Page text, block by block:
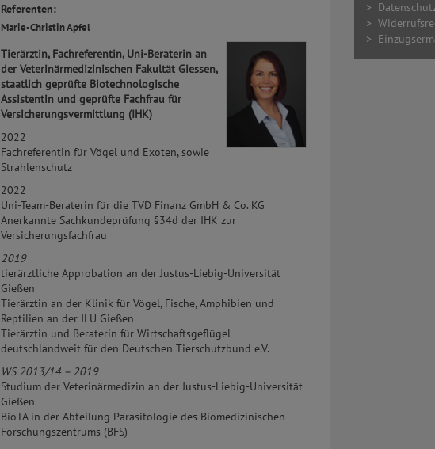
Referenten:
Marie-Christin Apfel
Tierärztin, Fachreferentin, Uni-Beraterin an
der Veterinärmedizinischen Fakultät Giessen,
staatlich geprüfte Biotechnologische
Assistentin und geprüfte Fachfrau für
Versicherungsvermittlung (IHK)
2022
Fachreferentin für Vögel und Exoten, sowie
Strahlenschutz
2022
Uni-Team-Beraterin für die TVD Finanz GmbH & Co. KG
Anerkannte Sachkundeprüfung §34d der IHK zur
Versicherungsfachfrau
2019
tierärztliche Approbation an der Justus-Liebig-Universität
Gießen
Tierärztin an der Klinik für Vögel, Fische, Amphibien und
Reptilien an der JLU Gießen
Tierärztin und Beraterin für Wirtschaftsgeflügel
deutschlandweit für den Deutschen Tierschutzbund e.V.
WS 2013/14 – 2019
Studium der Veterinärmedizin an der Justus-Liebig-Universität
Gießen
BioTA in der Abteilung Parasitologie des Biomedizinischen
Forschungszentrums (BFS)
>
>
>